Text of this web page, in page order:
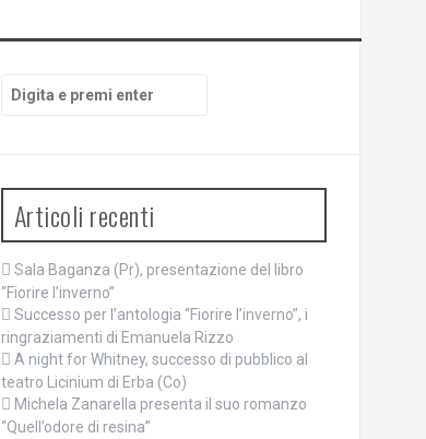
Articoli recenti
Sala Baganza (Pr), presentazione del libro
“Fiorire l’inverno”
Successo per l’antologia “Fiorire l’inverno”, i
ringraziamenti di Emanuela Rizzo
A night for Whitney, successo di pubblico al
teatro Licinium di Erba (Co)
Michela Zanarella presenta il suo romanzo
“Quell’odore di resina”